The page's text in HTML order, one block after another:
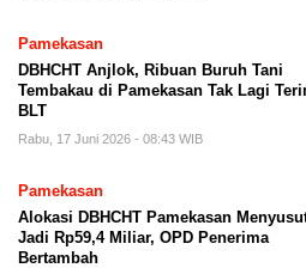
Pamekasan
DBHCHT Anjlok, Ribuan Buruh Tani
Tembakau di Pamekasan Tak Lagi
BLT
Rabu, 17 Juni 2026 - 08:43 WIB
Pamekasan
Alokasi DBHCHT Pamekasan
Jadi Rp59,4 Miliar, OPD Penerima
Bertambah